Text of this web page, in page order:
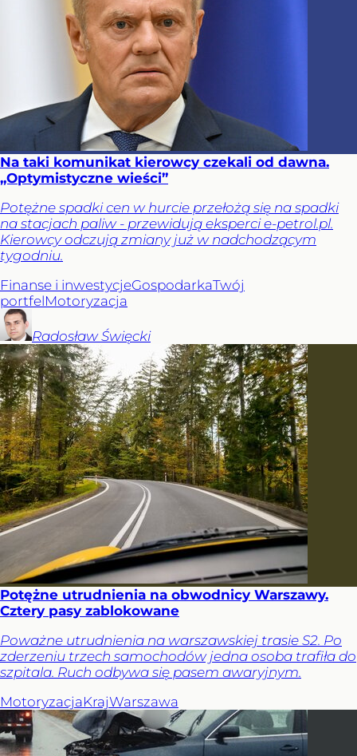
Na taki komunikat kierowcy czekali od dawna.
„Optymistyczne wieści”
Potężne spadki cen w hurcie przełożą się na spadki
na stacjach paliw - przewidują eksperci e-petrol.pl.
Kierowcy odczują zmiany już w nadchodzącym
tygodniu.
Finanse i inwestycjeGospodarkaTwój
portfelMotoryzacja
Radosław Święcki
Potężne utrudnienia na obwodnicy Warszawy.
Cztery pasy zablokowane
Poważne utrudnienia na warszawskiej trasie S2. Po
zderzeniu trzech samochodów jedna osoba trafiła do
szpitala. Ruch odbywa się pasem awaryjnym.
MotoryzacjaKrajWarszawa